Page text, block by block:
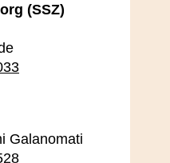
(SSZ)
Galanomati